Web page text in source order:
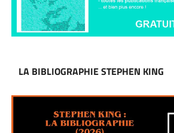
LA BIBLIOGRAPHIE STEPHEN KING